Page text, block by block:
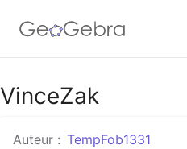
Google Classroom
Classe GeoGebra
VinceZak
Auteur : TempFob1331